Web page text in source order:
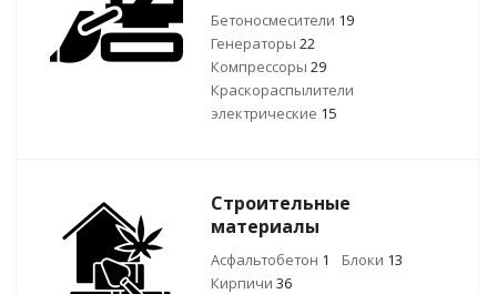
Бетоносмесители 19
Генераторы 22
Компрессоры 29
Краскораспылители
электрические 15
Строительные
материалы
Асфальтобетон 1 Блоки 13
Кирпичи 36